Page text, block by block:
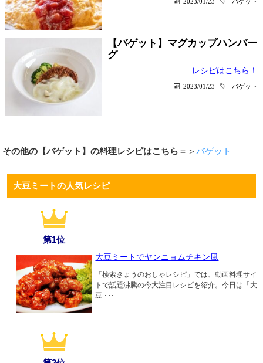
【バゲット】マグカップハンバー
グ
レシピはこちら！
2023/01/23 バゲット
その他の【バゲット】の料理レシピはこちら ＝＞バゲット
大豆ミートの人気レシピ
第1位
大豆ミートでヤンニョムチキン風
「検索きょうのおしゃレシピ」では、動画料理サイ
トで話題沸騰の今大注目レシピを紹介。今日は「大
豆 ･･･